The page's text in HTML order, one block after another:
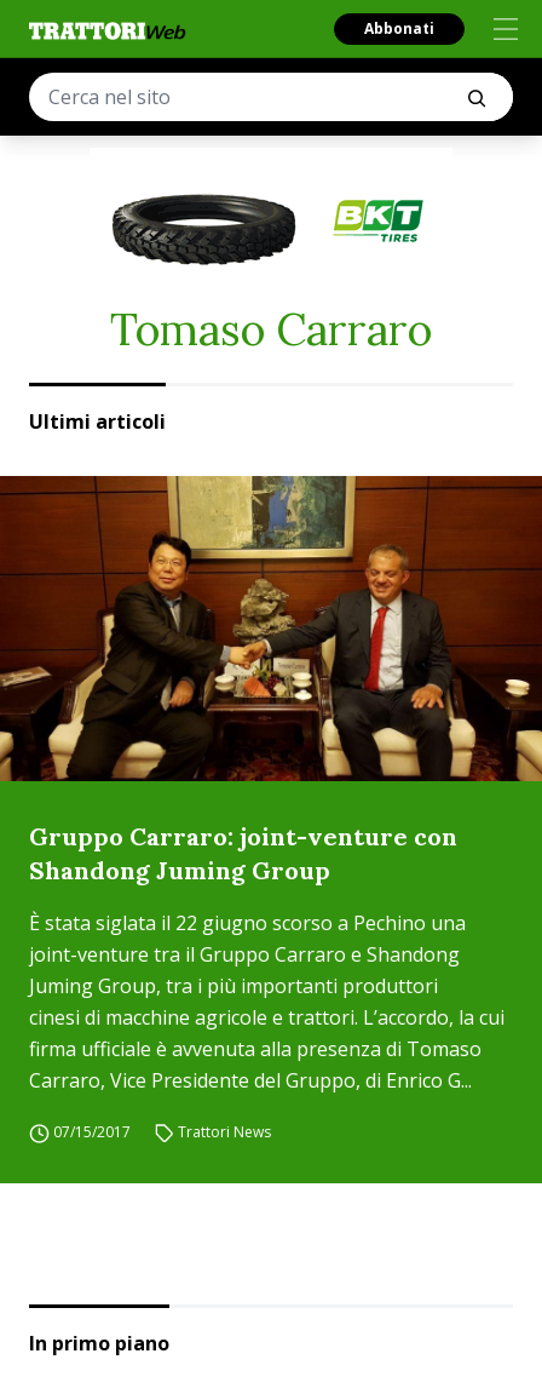
Abbonati
Tomaso Carraro
Ultimi articoli
Gruppo Carraro: joint-venture con
Shandong Juming Group
È stata siglata il 22 giugno scorso a Pechino una
joint-venture tra il Gruppo Carraro e Shandong
Juming Group, tra i più importanti produttori
cinesi di macchine agricole e trattori. L’accordo, la cui
firma ufficiale è avvenuta alla presenza di Tomaso
Carraro, Vice Presidente del Gruppo, di Enrico G...
07/15/2017 Trattori News
In primo piano